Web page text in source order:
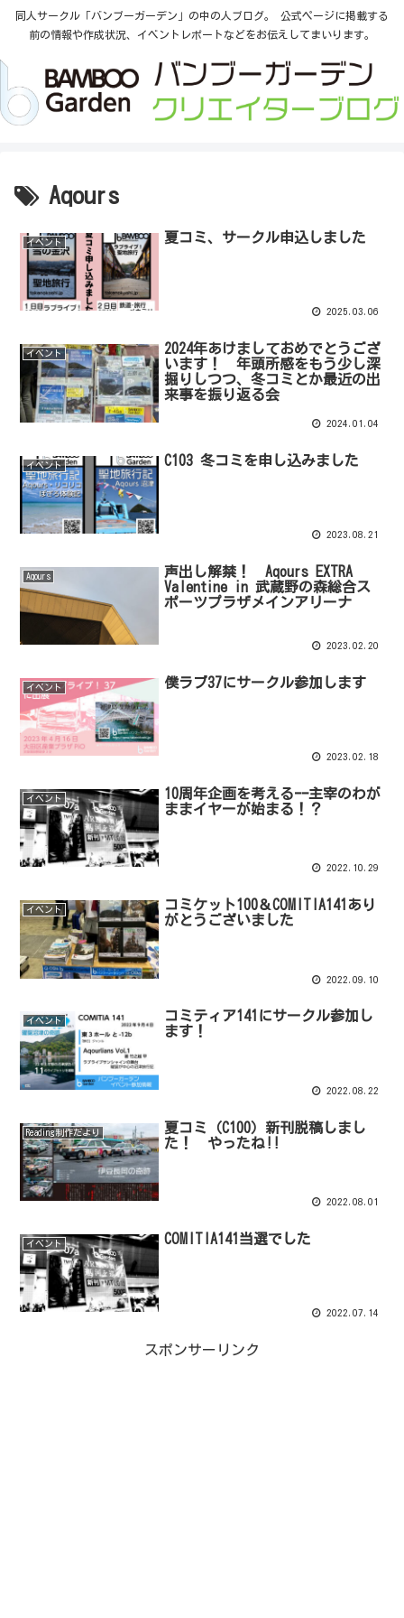
同人サークル「バンブーガーデン」の中の人ブログ。 公式ページに掲載する
前の情報や作成状況、イベントレポートなどをお伝えしてまいります。
Aqours
イベント 夏コミ、サークル申込しました
2025.03.06
イベント
2024年あけましておめでとうござ
います！ 年頭所感をもう少し深
掘りしつつ、冬コミとか最近の出
来事を振り返る会
2024.01.04
イベント C103 冬コミを申し込みました
2023.08.21
Aqours
声出し解禁！ Aqours EXTRA
Valentine in 武蔵野の森総合ス
ポーツプラザメインアリーナ
2023.02.20
イベント 僕ラブ37にサークル参加します
2023.02.18
イベント
10周年企画を考えるｰｰ主宰のわが
ままイヤーが始まる！？
2022.10.29
イベント
コミケット100＆COMITIA141あり
がとうございました
2022.09.10
イベント
コミティア141にサークル参加し
ます！
2022.08.22
Reading制作だより
夏コミ（C100）新刊脱稿しまし
た！ やったね!!
2022.08.01
イベント COMITIA141当選でした
2022.07.14
スポンサーリンク